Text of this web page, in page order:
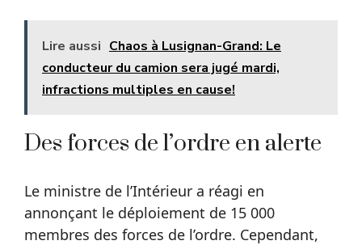
Lire aussi Chaos à Lusignan-Grand: Le
conducteur du camion sera jugé mardi,
infractions multiples en cause!
Des forces de l’ordre en alerte
Le ministre de l’Intérieur a réagi en
annonçant le déploiement de 15 000
membres des forces de l’ordre. Cependant,